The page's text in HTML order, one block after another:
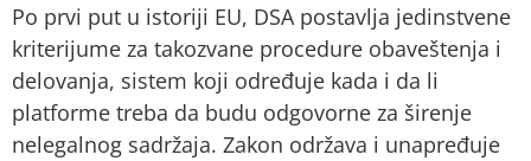
Po prvi put u istoriji EU, DSA postavlja jedinstvene
kriterijume za takozvane procedure obaveštenja i
delovanja, sistem koji određuje kada i da li
platforme treba da budu odgovorne za širenje
nelegalnog sadržaja. Zakon održava i unapređuje